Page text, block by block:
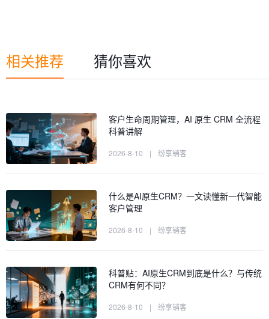
相关推荐 猜你喜欢
客户生命周期管理，AI 原生 CRM 全流程
科普讲解
2026-8-10 | 纷享销客
什么是AI原生CRM？一文读懂新一代智能
客户管理
2026-8-10 | 纷享销客
科普贴：AI原生CRM到底是什么？与传统
CRM有何不同？
2026-8-10 | 纷享销客